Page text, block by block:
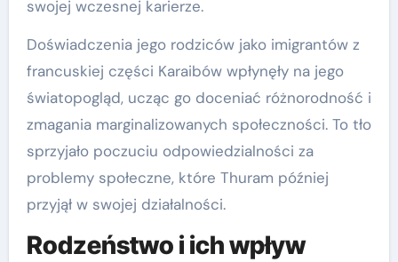
swojej wczesnej karierze.
Doświadczenia jego rodziców jako imigrantów z
francuskiej części Karaibów wpłynęły na jego
światopogląd, ucząc go doceniać różnorodność i
zmagania marginalizowanych społeczności. To tło
sprzyjało poczuciu odpowiedzialności za
problemy społeczne, które Thuram później
przyjął w swojej działalności.
Rodzeństwo i ich wpływ